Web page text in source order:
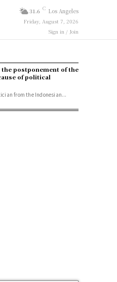
31.6 C Los Angeles
Friday, August 7, 2026
Sign in / Join
postponement of the
of political
from the Indonesian...